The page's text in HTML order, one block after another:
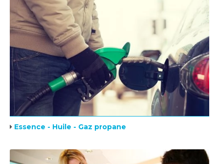
Essence - Huile - Gaz propane